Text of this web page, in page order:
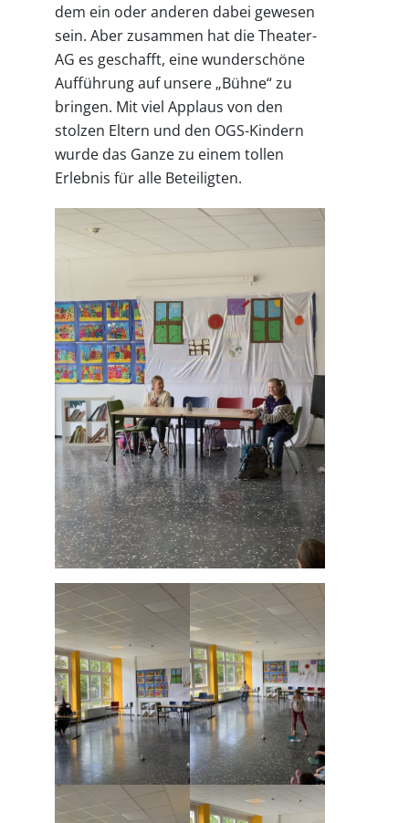
dem ein oder anderen dabei gewesen
sein. Aber zusammen hat die Theater-
AG es geschafft, eine wunderschöne
Aufführung auf unsere „Bühne“ zu
bringen. Mit viel Applaus von den
stolzen Eltern und den OGS-Kindern
wurde das Ganze zu einem tollen
Erlebnis für alle Beteiligten.